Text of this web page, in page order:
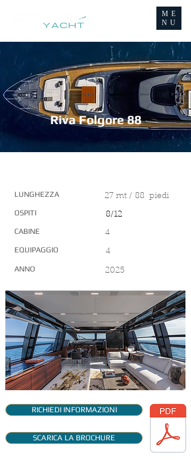
ME
NU
Riva Folgore 88
LUNGHEZZA
OSPITI
CABINE
EQUIPAGGIO
ANNO
27 mt / 88 piedi
8/12
4
4
2025
RICHIEDI INFORMAZIONI
SCARICA LA BROCHURE